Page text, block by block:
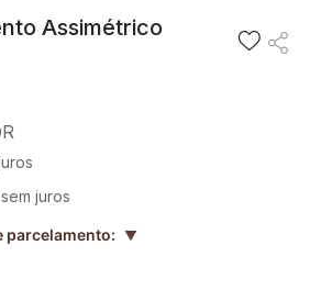
Assimétrico
sem juros
parcelamento: ▲